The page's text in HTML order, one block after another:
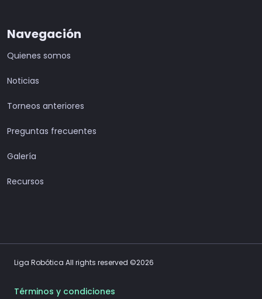
Navegación
Quienes somos
Noticias
Torneos anteriores
Preguntas frecuentes
Galería
Recursos
Liga Robótica All rights reserved ©2026
Términos y condiciones